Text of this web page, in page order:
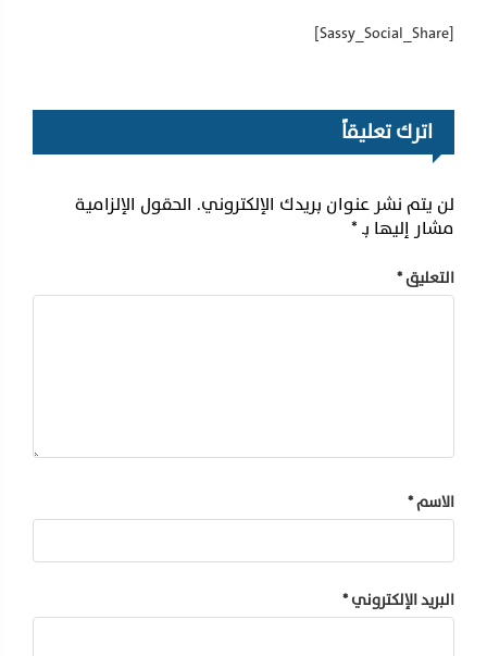
[Sassy_Social_Share]
اترك تعليقاً
لن يتم نشر عنوان بريدك الإلكتروني. الحقول الإلزامية
مشار إليها بـ*
التعليق*
الاسم*
البريد الإلكتروني*